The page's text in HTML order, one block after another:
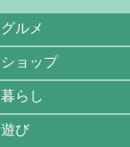
グルメ
ショップ
暮らし
遊び